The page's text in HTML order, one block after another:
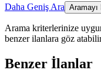
Daha Geniş Ara Aramayı
Arama kriterlerinize
benzer ilanlara göz
Benzer İlanlar